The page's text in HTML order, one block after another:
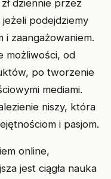
dziennie przez
podejdziemy
zaangażowaniem.
możliwości, od
po tworzenie
mediami.
niszy, która
i pasjom.
online,
jest ciągła nauka